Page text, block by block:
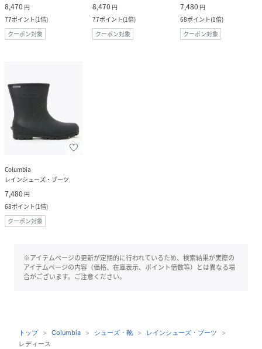
8,470 円
77ポイント(1倍)
クーポン対象
8,470 円
77ポイント(1倍)
クーポン対象
7,480 円
68ポイント(1倍)
クーポン対象
Columbia
レインシューズ・ブーツ
7,480 円
68ポイント(1倍)
クーポン対象
※アイテムページの更新が定期的に行われているため、検索結果が実際の
アイテムページの内容（価格、在庫表示、ポイント倍数等）とは異なる場
合がございます。ご注意ください。
トップ Columbia シューズ・靴
レインシューズ・ブーツ
レディース